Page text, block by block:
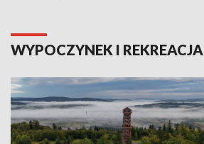
WYPOCZYNEK I REKREACJA